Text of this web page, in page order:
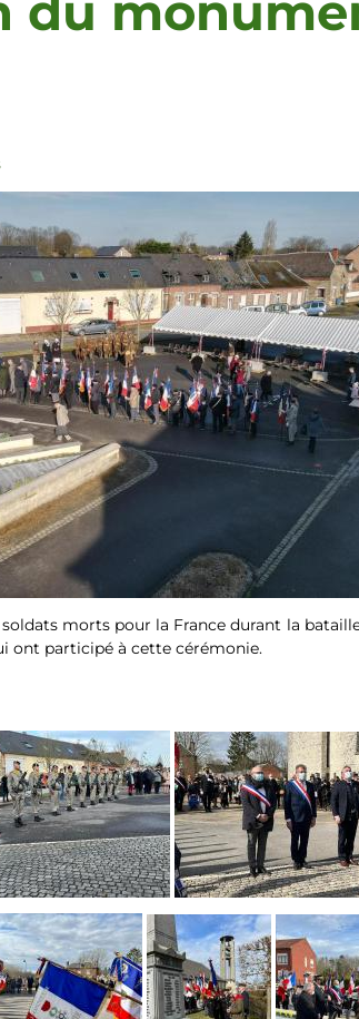
du
morts pour la France durant la
ont participé à cette cérémonie.